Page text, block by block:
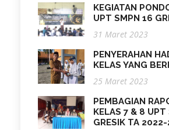
KEGIATAN
UPT SMPN 16
31 Maret 2023
PENYERAHAN
KELAS YANG
25 Maret 2023
PEMBAGIAN
KELAS 7 & 8 UPT
GRESIK TA